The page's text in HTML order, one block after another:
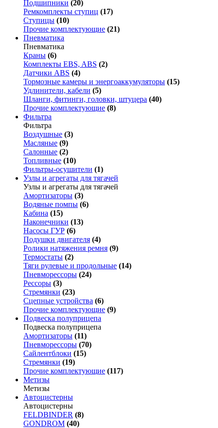
Подшипники (20)
Ремкомплекты ступиц (17)
Ступицы (10)
Прочие комплектующие (21)
Пневматика
Пневматика
Краны (6)
Комплекты EBS, ABS (2)
Датчики ABS (4)
Тормозные камеры и энергоаккумуляторы (15)
Удлинители, кабели (5)
Шланги, фитинги, головки, штуцера (40)
Прочие комплектующие (8)
Фильтра
Фильтра
Воздушные (3)
Масляные (9)
Салонные (2)
Топливные (10)
Фильтры-осушители (1)
Узлы и агрегаты для тягачей
Узлы и агрегаты для тягачей
Амортизаторы (3)
Водяные помпы (6)
Кабина (15)
Наконечники (13)
Насосы ГУР (6)
Подушки двигателя (4)
Ролики натяжения ремня (9)
Термостаты (2)
Тяги рулевые и продольные (14)
Пневморессоры (24)
Рессоры (3)
Стремянки (23)
Сцепные устройства (6)
Прочие комплектующие (9)
Подвеска полуприцепа
Подвеска полуприцепа
Амортизаторы (11)
Пневморессоры (70)
Сайлентблоки (15)
Стремянки (19)
Прочие комплектующие (117)
Метизы
Метизы
Автоцистерны
Автоцистерны
FELDBINDER (8)
GONDROM (40)